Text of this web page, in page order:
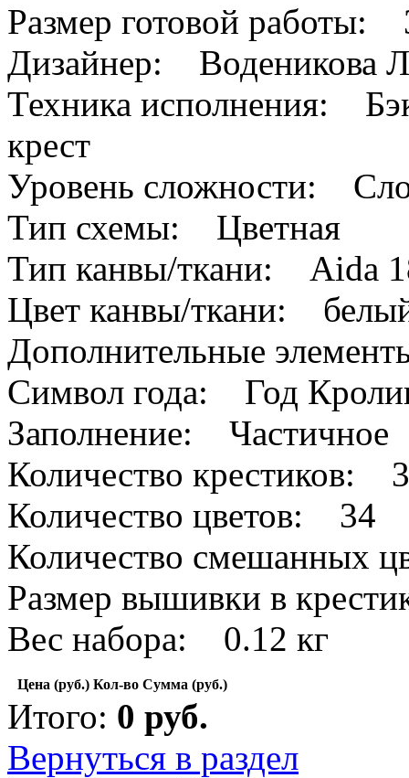
Размер готовой работы:
Дизайнер: Воденикова
Техника исполнения:
крест
Уровень сложности:
Тип схемы: Цветная
Тип канвы/ткани: Aida
Цвет канвы/ткани:
Дополнительные
Символ года: Год
Заполнение: Частичное
Количество крестиков:
Количество цветов: 34
Количество смешанных
Размер вышивки в
Вес набора: 0.12 кг
Цена (руб.) Кол-во Сумма (руб.)
Итого: 0 руб.
Вернуться в раздел